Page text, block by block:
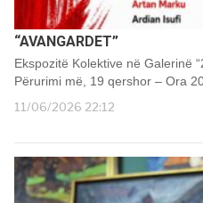
“AVANGARDET”
Ekspozitë Kolektive në Galerinë
Përurimi më, 19 qershor – Ora
11/06/2026 22:12